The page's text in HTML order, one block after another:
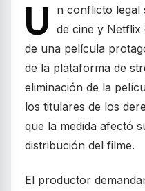
U
n conflicto
de cine y Netflix
de una película
de la plataforma de
eliminación de la
los titulares de los
que la medida afectó
distribución del filme.
El productor